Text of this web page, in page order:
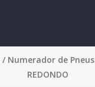
/ Numerador de Pneus
REDONDO